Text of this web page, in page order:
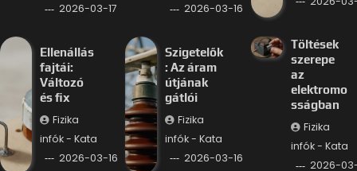
2026-03-17
2026-03-16
Ellenállás
fajtái:
Változó
és fix
Fizika
infók - Kata
2026-03-16
Szigetelők
: Az áram
útjának
gátlói
Fizika
infók - Kata
2026-03-16
Töltések
szerepe
az
elektromo
sságban
Fizika
infók - Kata
2026-